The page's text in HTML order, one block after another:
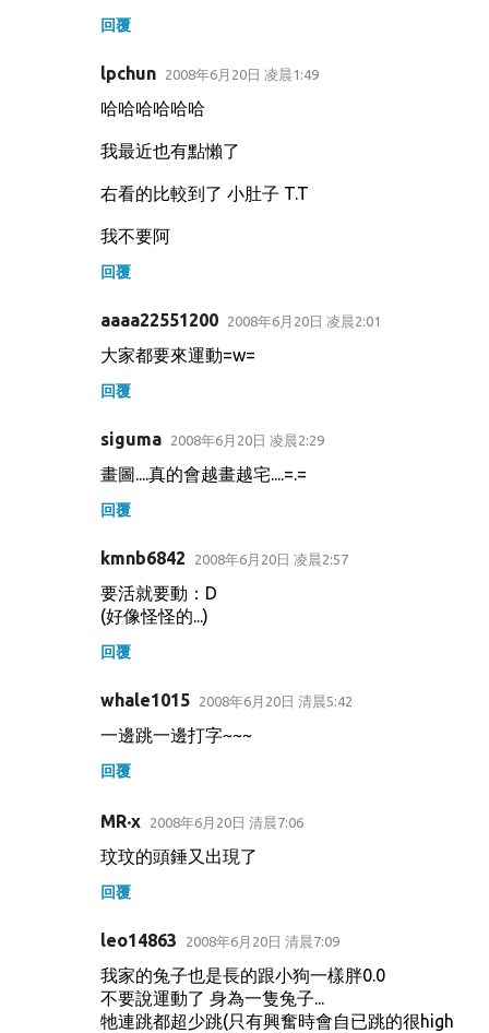
回覆
lpchun 2008年6月20日 凌晨1:49
哈哈哈哈哈哈
我最近也有點懶了
右看的比較到了 小肚子 T.T
我不要阿
回覆
aaaa22551200 2008年6月20日 凌晨2:01
大家都要來運動=w=
回覆
siguma 2008年6月20日 凌晨2:29
畫圖....真的會越畫越宅....=.=
回覆
kmnb6842 2008年6月20日 凌晨2:57
要活就要動：D
(好像怪怪的...)
回覆
whale1015 2008年6月20日 清晨5:42
一邊跳一邊打字~~~
回覆
MR‧x 2008年6月20日 清晨7:06
玟玟的頭錘又出現了
回覆
leo14863 2008年6月20日 清晨7:09
我家的兔子也是長的跟小狗一樣胖0.0
不要說運動了 身為一隻兔子...
牠連跳都超少跳(只有興奮時會自已跳的很high